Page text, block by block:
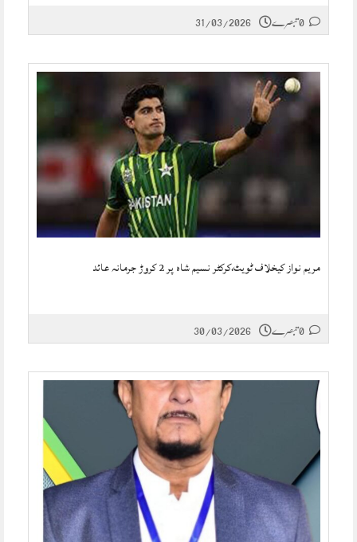
31/03/2026
مریم نواز کیخلاف ٹویٹ،کرکٹر نسیم شاہ پر 2 کروڑ جرمانہ عائد
30/03/2026